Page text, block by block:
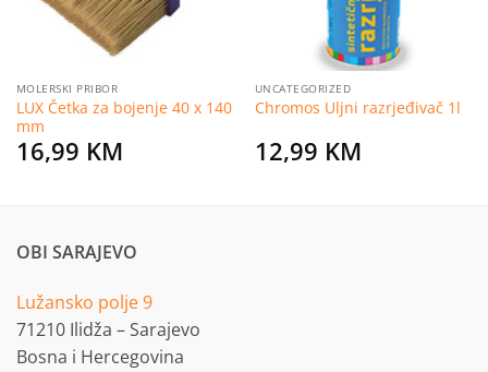
MOLERSKI PRIBOR
LUX Četka za bojenje 40 x 140
mm
16,99 KM
UNCATEGORIZED
Chromos Uljni razrjeđivač 1l
12,99 KM
OBI SARAJEVO
Lužansko polje 9
71210 Ilidža – Sarajevo
Bosna i Hercegovina